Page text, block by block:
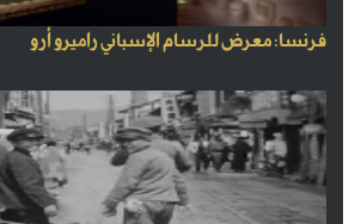
فرنسا: معرض للرسام الإسباني راميرو أرو